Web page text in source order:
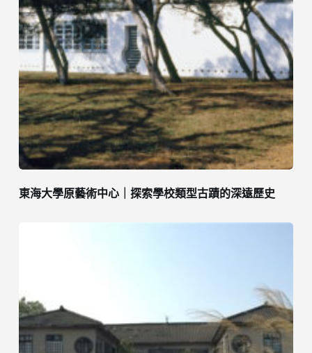
東海大學原藝術中心｜探索學校類型古蹟的深遠歷史